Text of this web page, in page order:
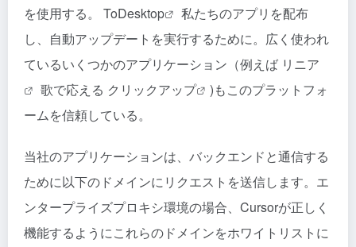
を使用する。 ToDesktop
私たちのアプリを配布
し、自動アップデートを実行するために。広く使われ
ているいくつかのアプリケーション（例えば リニア
歌で応える クリックアップ
)もこのプラットフォ
ームを信頼している。
当社のアプリケーションは、バックエンドと通信する
ために以下のドメインにリクエストを送信します。エ
ンタープライズプロキシ環境の場合、Cursorが正しく
機能するようにこれらのドメインをホワイトリストに